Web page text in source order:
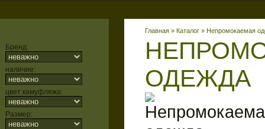
Бренд:
наличие:
цвет камуфляжа:
Размер:
ОДЕЖДА
Главная » Каталог » Непромокаемая